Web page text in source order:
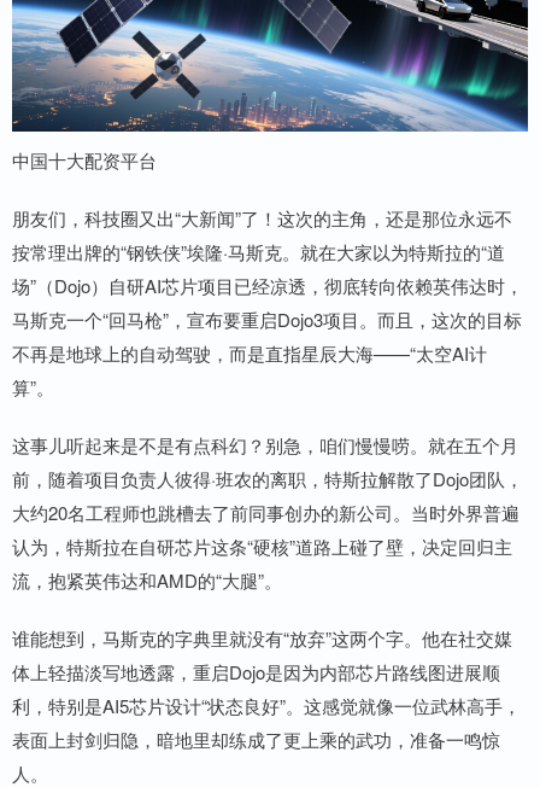
中国十大配资平台
朋友们，科技圈又出“大新闻”了！这次的主角，还是那位永远不
按常理出牌的“钢铁侠”埃隆·马斯克。就在大家以为特斯拉的“道
场”（Dojo）自研AI芯片项目已经凉透，彻底转向依赖英伟达时，
马斯克一个“回马枪”，宣布要重启Dojo3项目。而且，这次的目标
不再是地球上的自动驾驶，而是直指星辰大海——“太空AI计
算”。
这事儿听起来是不是有点科幻？别急，咱们慢慢唠。就在五个月
前，随着项目负责人彼得·班农的离职，特斯拉解散了Dojo团队，
大约20名工程师也跳槽去了前同事创办的新公司。当时外界普遍
认为，特斯拉在自研芯片这条“硬核”道路上碰了壁，决定回归主
流，抱紧英伟达和AMD的“大腿”。
谁能想到，马斯克的字典里就没有“放弃”这两个字。他在社交媒
体上轻描淡写地透露，重启Dojo是因为内部芯片路线图进展顺
利，特别是AI5芯片设计“状态良好”。这感觉就像一位武林高手，
表面上封剑归隐，暗地里却练成了更上乘的武功，准备一鸣惊
人。